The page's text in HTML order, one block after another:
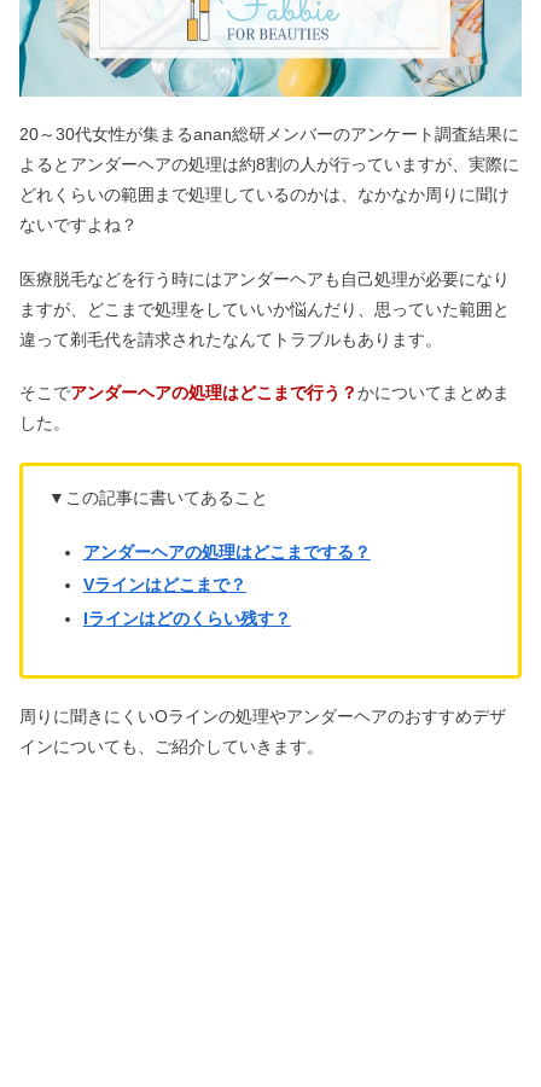
20～30代女性が集まるanan総研メンバーのアンケート調査結果に
よるとアンダーヘアの処理は約8割の人が行っていますが、実際に
どれくらいの範囲まで処理しているのかは、なかなか周りに聞け
ないですよね？
医療脱毛などを行う時にはアンダーヘアも自己処理が必要になり
ますが、どこまで処理をしていいか悩んだり、思っていた範囲と
違って剃毛代を請求されたなんてトラブルもあります。
そこでアンダーヘアの処理はどこまで行う？かについてまとめま
した。
▼この記事に書いてあること
アンダーヘアの処理はどこまでする？
Vラインはどこまで？
Iラインはどのくらい残す？
周りに聞きにくいOラインの処理やアンダーヘアのおすすめデザ
インについても、ご紹介していきます。